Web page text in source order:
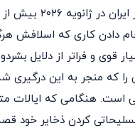
دادن کاری که اسلافش
قوی و فراتر از دلایل
است. هنگامی که ایالات
کردن ذخایر